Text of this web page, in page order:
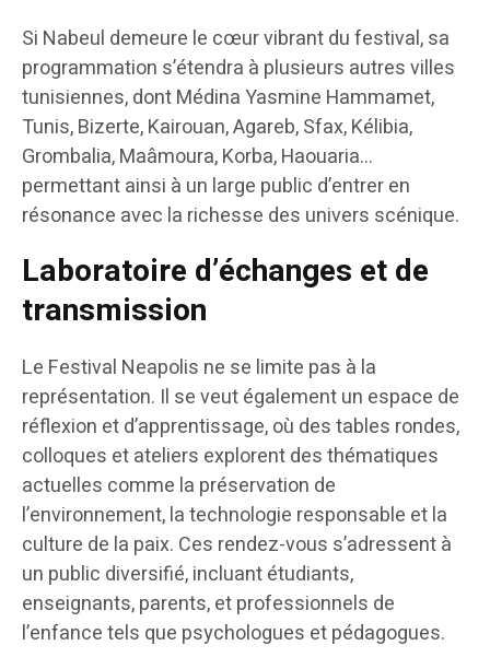
Si Nabeul demeure le cœur vibrant du festival, sa
programmation s’étendra à plusieurs autres villes
tunisiennes, dont Médina Yasmine Hammamet,
Tunis, Bizerte, Kairouan, Agareb, Sfax, Kélibia,
Grombalia, Maâmoura, Korba, Haouaria…
permettant ainsi à un large public d’entrer en
résonance avec la richesse des univers scénique.
Laboratoire d’échanges et de
transmission
Le Festival Neapolis ne se limite pas à la
représentation. Il se veut également un espace de
réflexion et d’apprentissage, où des tables rondes,
colloques et ateliers explorent des thématiques
actuelles comme la préservation de
l’environnement, la technologie responsable et la
culture de la paix. Ces rendez-vous s’adressent à
un public diversifié, incluant étudiants,
enseignants, parents, et professionnels de
l’enfance tels que psychologues et pédagogues.